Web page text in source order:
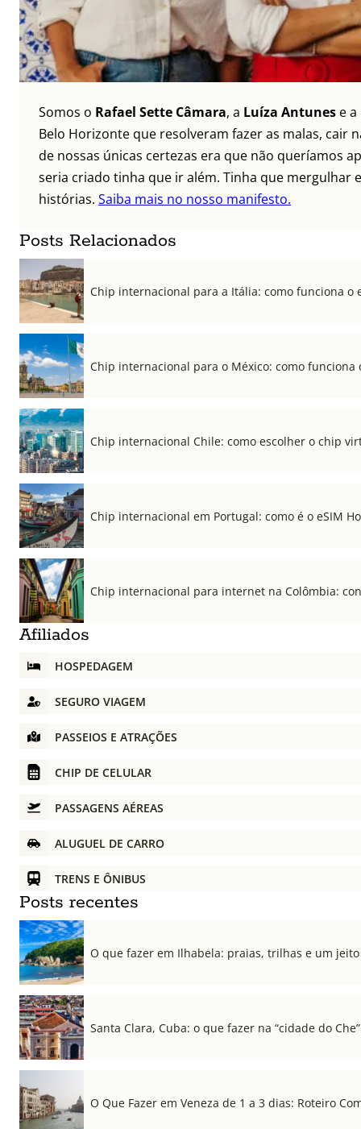
Somos o Rafael Sette Câmara, a Luíza Antunes e a
Belo Horizonte que resolveram fazer as malas, cair
de nossas únicas certezas era que não queríamos
seria criado tinha que ir além. Tinha que mergulhar
histórias. Saiba mais no nosso manifesto.
Posts Relacionados
Chip internacional para a Itália: como funciona o
Chip internacional para o México: como funciona
Chip internacional Chile: como escolher o chip
Chip internacional em Portugal: como é o eSIM
Chip internacional para internet na Colômbia:
Afiliados
HOSPEDAGEM
SEGURO VIAGEM
PASSEIOS E ATRAÇÕES
CHIP DE CELULAR
PASSAGENS AÉREAS
ALUGUEL DE CARRO
TRENS E ÔNIBUS
Posts recentes
O que fazer em Ilhabela: praias, trilhas e um
Santa Clara, Cuba: o que fazer na “cidade do Che”
O Que Fazer em Veneza de 1 a 3 dias: Roteiro